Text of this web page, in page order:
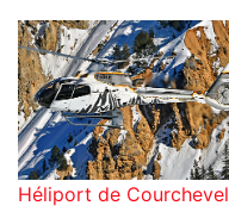
Héliport de